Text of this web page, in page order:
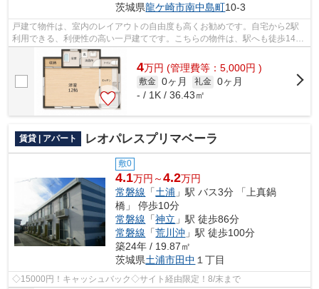
茨城県龍ケ崎市南中島町10-3
戸建て物件は、室内のレイアウトの自由度も高くお勧めです。自宅から2駅
利用できる、利便性の高い一戸建てです。こちらの物件は、駅へも徒歩14分
と歩いてアクセスできます。ご希望の物...
4万円 (管理費等：5,000円 )
敷金 0ヶ月 礼金 0ヶ月
- / 1K / 36.43㎡
賃貸 | アパート レオパレスプリマベーラ
敷0
4.1万円～4.2万円
常磐線 「土浦 」駅 バス3分 「上真鍋
橋」 停歩10分
常磐線 「神立 」駅 徒歩86分
常磐線 「荒川沖 」駅 徒歩100分
築24年 / 19.87㎡
茨城県土浦市田中 １丁目
◇15000円！キャッシュバック◇サイト経由限定！8/末まで